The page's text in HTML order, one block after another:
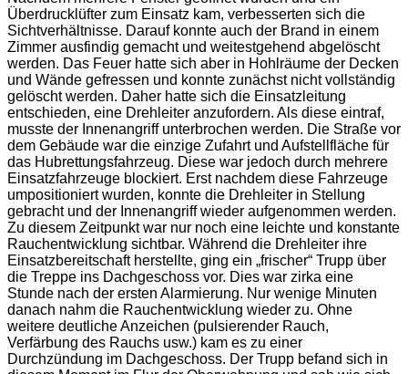
Überdrucklüfter zum Einsatz kam, verbesserten sich die
Sichtverhältnisse. Darauf konnte auch der Brand in einem
Zimmer ausfindig gemacht und weitestgehend abgelöscht
werden. Das Feuer hatte sich aber in Hohlräume der Decken
und Wände gefressen und konnte zunächst nicht vollständig
gelöscht werden. Daher hatte sich die Einsatzleitung
entschieden, eine Drehleiter anzufordern. Als diese eintraf,
musste der Innenangriff unterbrochen werden. Die Straße vor
dem Gebäude war die einzige Zufahrt und Aufstellfläche für
das Hubrettungsfahrzeug. Diese war jedoch durch mehrere
Einsatzfahrzeuge blockiert. Erst nachdem diese Fahrzeuge
umpositioniert wurden, konnte die Drehleiter in Stellung
gebracht und der Innenangriff wieder aufgenommen werden.
Zu diesem Zeitpunkt war nur noch eine leichte und konstante
Rauchentwicklung sichtbar. Während die Drehleiter ihre
Einsatzbereitschaft herstellte, ging ein „frischer“ Trupp über
die Treppe ins Dachgeschoss vor. Dies war zirka eine
Stunde nach der ersten Alarmierung. Nur wenige Minuten
danach nahm die Rauchentwicklung wieder zu. Ohne
weitere deutliche Anzeichen (pulsierender Rauch,
Verfärbung des Rauchs usw.) kam es zu einer
Durchzündung im Dachgeschoss. Der Trupp befand sich in